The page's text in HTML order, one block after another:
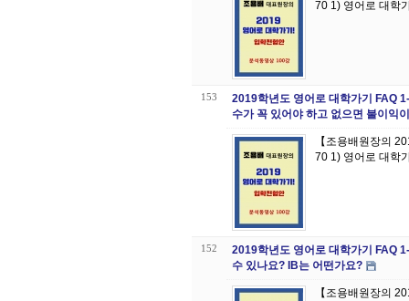
70 1) 영어로 대학
153
2019학년도 영어로 대학가기 FAQ
수가 꼭 있어야 하고 없으면 불이익
【조용배원장의
70 1) 영어로 대학
152
2019학년도 영어로 대학가기 FAQ
수 있나요? IB는 어떤가요?
【조용배원장의